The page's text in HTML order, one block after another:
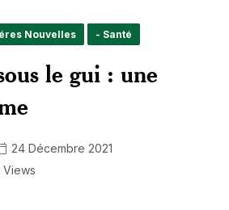
Nouvelles - Santé
le gui : une
24 Décembre 2021
Views